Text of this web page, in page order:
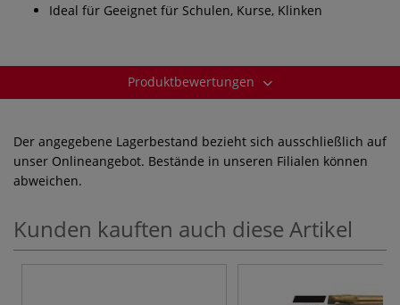
Ideal für Geeignet für Schulen, Kurse, Klinken
Produktbewertungen
Der angegebene Lagerbestand bezieht sich ausschließlich auf
unser Onlineangebot. Bestände in unseren Filialen können
abweichen.
Kunden kauften auch diese Artikel